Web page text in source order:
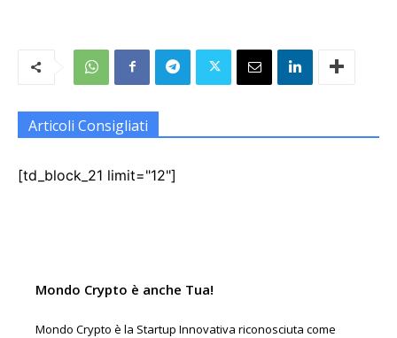
Articoli Consigliati
[td_block_21 limit="12"]
Mondo Crypto è anche Tua!
Mondo Crypto è la Startup Innovativa riconosciuta come